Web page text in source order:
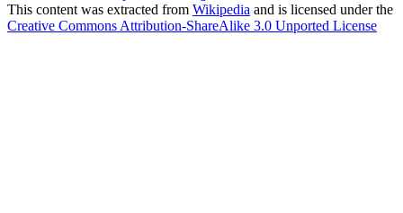
This content was extracted from Wikipedia and is licensed under the
Creative Commons Attribution-ShareAlike 3.0 Unported License